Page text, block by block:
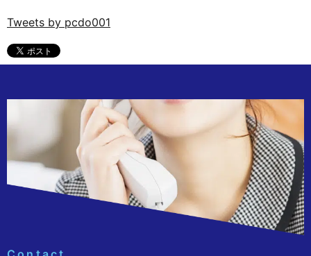
Tweets by pcdo001